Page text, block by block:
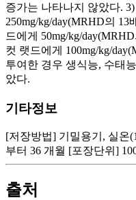
증가는 나타나지 않았다.
250mg/kg/day(MRHD의
드에게 50mg/kg/
컷 랫드에게 100mg/kg/
투여한 경우 생식능, 수태
았다.
기타정보
[저장방법] 기밀용기, 실
부터 36 개월 [포장단위]
출처